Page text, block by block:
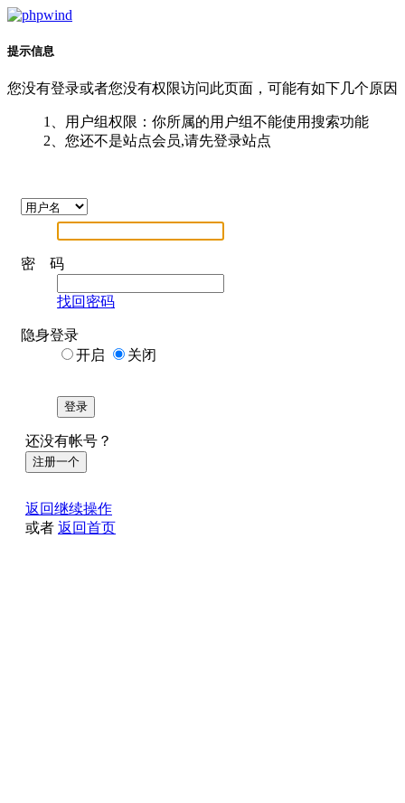
提示信息
您没有登录或者您没有权限访问此页面，可能有如下几个原因
1、用户组权限：你所属的用户组不能使用搜索功能
2、您还不是站点会员,请先登录站点
密 码
找回密码
隐身登录
开启
关闭
登录
还没有帐号？
注册一个
返回继续操作
或者 返回首页